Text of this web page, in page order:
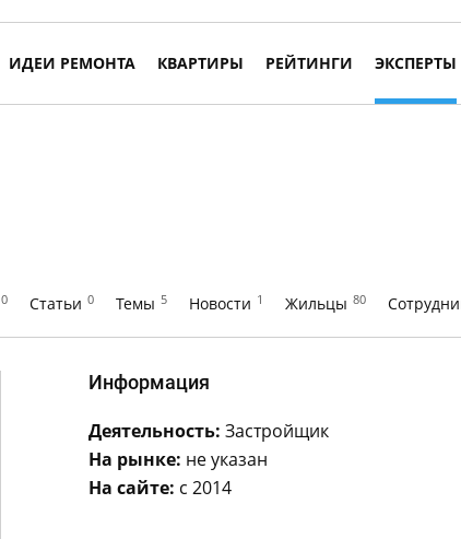
ИДЕИ РЕМОНТА КВАРТИРЫ РЕЙТИНГИ ЭКСПЕРТЫ
0 Статьи 0 Темы 5 Новости 1 Жильцы 80
Информация
Деятельность: Застройщик
На рынке: не указан
На сайте: с 2014